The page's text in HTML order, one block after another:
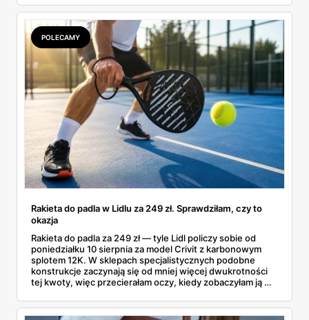
POLECAMY
Rakieta do padla w Lidlu za 249 zł. Sprawdziłam, czy to
okazja
Rakieta do padla za 249 zł — tyle Lidl policzy sobie od
poniedziałku 10 sierpnia za model Crivit z karbonowym
splotem 12K. W sklepach specjalistycznych podobne
konstrukcje zaczynają się od mniej więcej dwukrotności
tej kwoty, więc przecierałam oczy, kiedy zobaczyłam ją w
najszybciej rosnący sport w Polsce: kortów przybywa
lawinowo, a chętnych jeszcze szybciej. Sprawdziłam, co